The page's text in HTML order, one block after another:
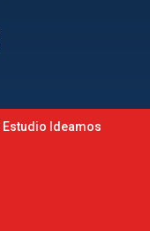
Estudio Ideamos